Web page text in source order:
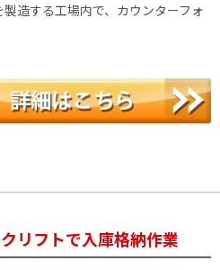
造する工場内で、カウンターフォ
リフトで入庫格納作業